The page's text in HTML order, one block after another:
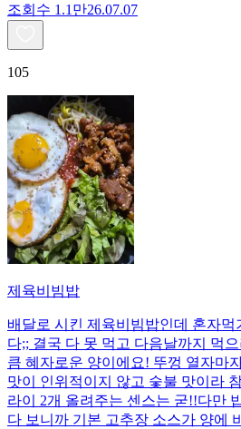
조회수 1.1만26.07.07
105
제육비빔밥
배달로 시킨 제육비빔밥인데 혼자먹
다;; 결국 다 못 먹고 다음날까지 먹
큼 혜자로운 양이에요! 뚜껑 열자마
맛이 인위적이지 않고 숯불 맛이라
라이 2개 올려주는 센스는 굳!! ​다만
다 보니까 기본 고추장 소스가 양에